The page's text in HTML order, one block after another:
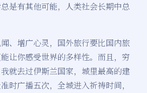
是有其他可能，人类社会长期中总
、增广心灵，国外旅行要比国内旅
让你感受世界的多样性。而且，穷
就去过伊斯兰国家，城里最高的建
时广播五次，全城进入祈祷时间，